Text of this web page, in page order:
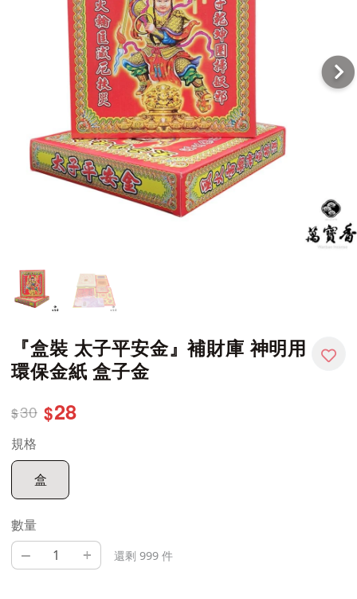
『盒裝 太子平安金』補財庫 神明用
環保金紙 盒子金
$30 $28
規格
盒
數量
– + 還剩 999 件